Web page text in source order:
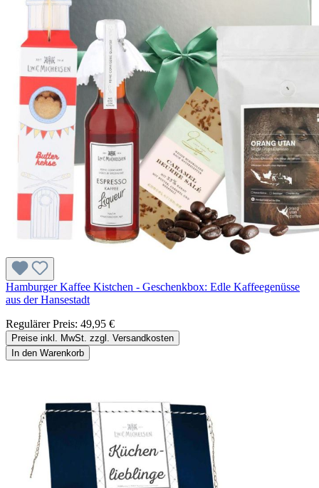
Hamburger Kaffee Kistchen - Geschenkbox: Edle Kaffeegenüsse
aus der Hansestadt
Regulärer Preis: 49,95 €
Preise inkl. MwSt. zzgl. Versandkosten
In den Warenkorb